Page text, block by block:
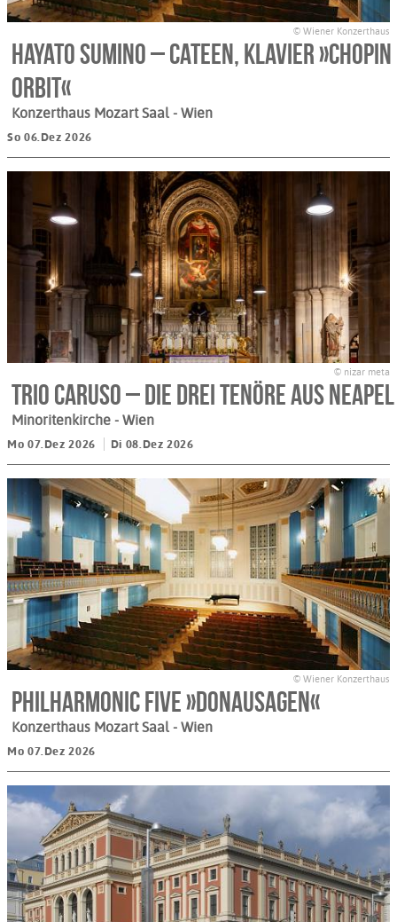
© Wiener Konzerthaus
Hayato Sumino – Cateen, Klavier »Chopin
Orbit«
Konzerthaus Mozart Saal - Wien
So 06.Dez 2026
© nizar meta
Trio Caruso – Die drei Tenöre aus Neapel
Minoritenkirche - Wien
Mo 07.Dez 2026 Di 08.Dez 2026
© Wiener Konzerthaus
Philharmonic Five »Donausagen«
Konzerthaus Mozart Saal - Wien
Mo 07.Dez 2026